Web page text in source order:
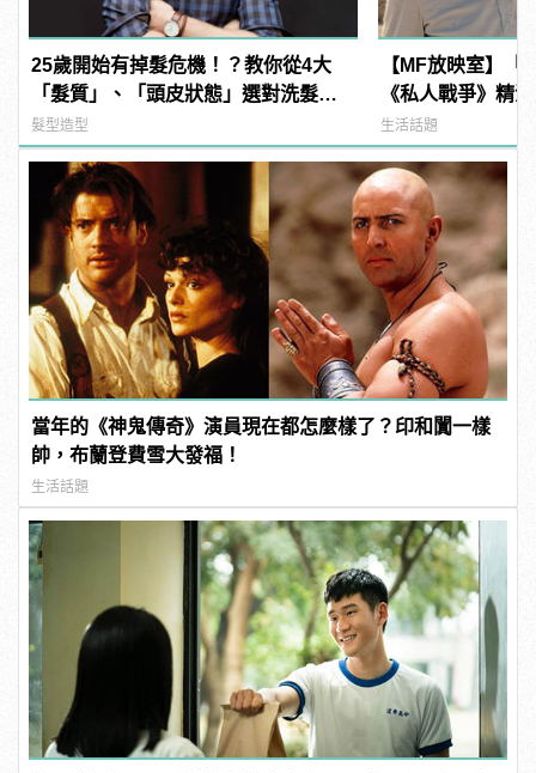
25歲開始有掉髮危機！？教你從4大
「髮質」、「頭皮狀態」選對洗髮
品，避免落髮、保養清潔一次到位！
髮型造型
【MF放映室】「
《私人戰爭》精
生活話題
當年的《神鬼傳奇》演員現在都怎麼樣了？印和闐一樣
帥，布蘭登費雪大發福！
生活話題